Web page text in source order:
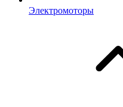
Электромоторы